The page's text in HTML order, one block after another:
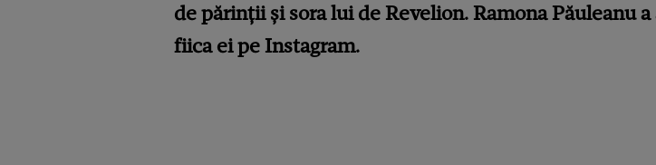
de părinții și sora lui de Revelion. Ramona Păuleanu
fiica ei pe Instagram.